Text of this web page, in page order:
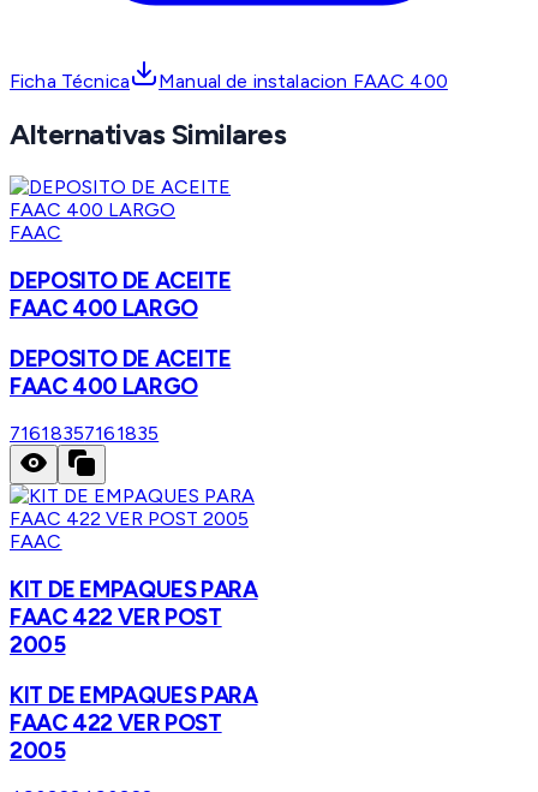
Ficha Técnica Manual de instalacion FAAC 400
Alternativas Similares
FAAC
DEPOSITO DE ACEITE
FAAC 400 LARGO
DEPOSITO DE ACEITE
FAAC 400 LARGO
71618357161835
FAAC
KIT DE EMPAQUES PARA
FAAC 422 VER POST
2005
KIT DE EMPAQUES PARA
FAAC 422 VER POST
2005